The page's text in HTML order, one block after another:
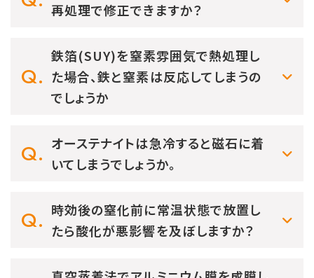
再処理で修正できますか？
鉄箔(SUY)を窒素雰囲気で熱処理し
た場合、鉄と窒素は反応してしまうの
でしょうか
オーステナイトは急冷すると磁石に着
いてしまうでしょうか。
時効後の窒化前に常温状態で放置し
たら酸化が悪影響を及ぼしますか？